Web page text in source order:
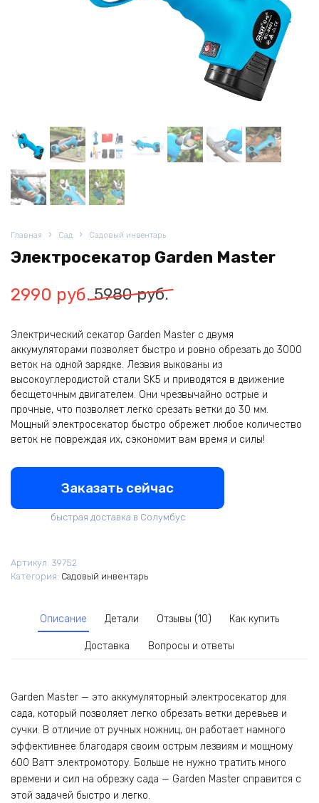
Главная Сад Садовый инвентарь
Электросекатор Garden Master
5980руб.
Первоначальная
составляла
5980
руб..
2990 руб.
Текущая
2990
руб..
Электрический секатор Garden Master с двумя
аккумуляторами позволяет быстро и ровно обрезать до 3000
веток на одной зарядке. Лезвия выкованы из
высокоуглеродистой стали SK5 и приводятся в движение
бесщеточным двигателем. Они чрезвычайно острые и
прочные, что позволяет легко срезать ветки до 30 мм.
Мощный электросекатор быстро обрежет любое количество
веток не повреждая их, сэкономит вам время и силы!
Заказать сейчас
быстрая доставка в Cолумбус
Артикул: 39752
Категория: Садовый инвентарь
Описание Детали Отзывы (10) Как купить
Доставка Вопросы и ответы
Garden Master — это аккумуляторный электросекатор для
сада, который позволяет легко обрезать ветки деревьев и
сучки. В отличие от ручных ножниц, он работает намного
эффективнее благодаря своим острым лезвиям и мощному
600 Ватт электромотору. Больше не нужно тратить много
времени и сил на обрезку сада — Garden Master справится с
этой задачей быстро и легко.